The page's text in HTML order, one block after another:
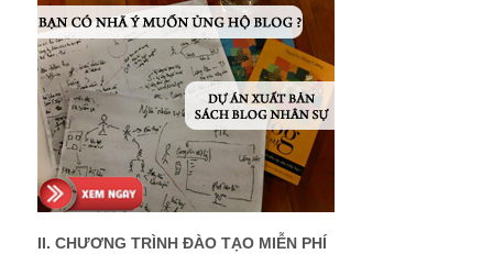
II. CHƯƠNG TRÌNH ĐÀO TẠO MIỄN PHÍ